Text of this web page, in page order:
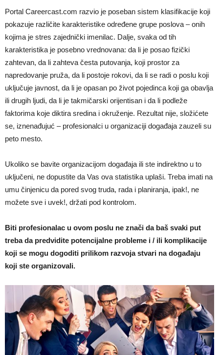
Portal Careercast.com razvio je poseban sistem klasifikacije koji
pokazuje različite karakteristike određene grupe poslova – onih
kojima je stres zajednički imenilac. Dalje, svaka od tih
karakteristika je posebno vrednovana: da li je posao fizički
zahtevan, da li zahteva česta putovanja, koji prostor za
napredovanje pruža, da li postoje rokovi, da li se radi o poslu koji
uključuje javnost, da li je opasan po život pojedinca koji ga obavlja
ili drugih ljudi, da li je takmičarski orijentisan i da li podleže
faktorima koje diktira sredina i okruženje. Rezultat nije, složićete
se, iznenađujuć – profesionalci u organizaciji događaja zauzeli su
peto mesto.
Ukoliko se bavite organizacijom događaja ili ste indirektno u to
uključeni, ne dopustite da Vas ova statistika uplaši. Treba imati na
umu činjenicu da pored svog truda, rada i planiranja, ipak!, ne
možete sve i uvek!, držati pod kontrolom.
Biti profesionalac u ovom poslu ne znači da baš svaki put
treba da predvidite potencijalne probleme i / ili komplikacije
koji se mogu dogoditi prilikom razvoja stvari na događaju
koji ste organizovali.